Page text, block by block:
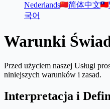
Nederlands
简体中文
국어
Warunki
Przed użyciem naszej Usługi
niniejszych warunków i zasad.
Interpretacja i